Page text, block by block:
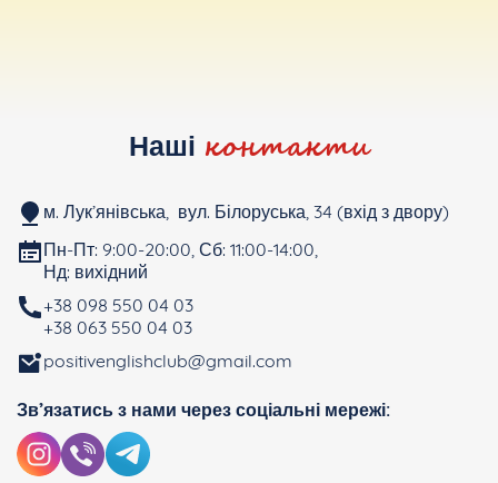
Наші контакти
м. Лук’янівська, вул. Білоруська, 34 (вхід з двору)
Пн-Пт: 9:00-20:00, Сб: 11:00-14:00,
Нд: вихідний
+38 098 550 04 03
+38 063 550 04 03
positivenglishclub@gmail.com
Зв’язатись з нами через соціальні мережі: